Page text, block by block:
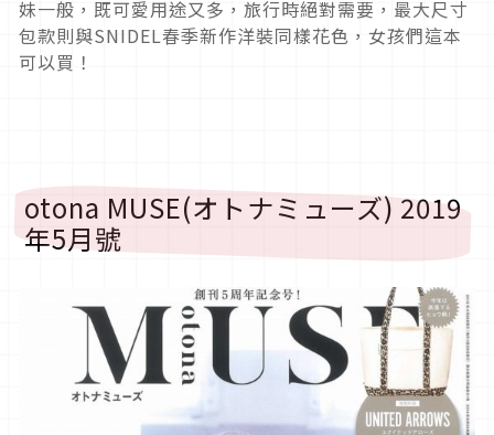
妹一般，既可愛用途又多，旅行時絕對需要，最大尺寸
包款則與SNIDEL春季新作洋裝同樣花色，女孩們這本
可以買！
otona MUSE(オトナミューズ) 2019
年5月號